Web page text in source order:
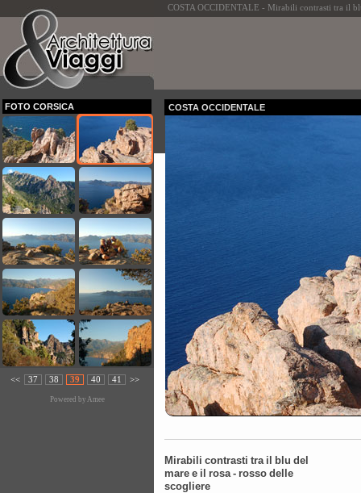
COSTA OCCIDENTALE - Mirabili contrasti tra il
FOTO CORSICA
<< 37 38 39 40 41 >>
Powered by Amee
COSTA OCCIDENTALE
Mirabili contrasti tra il blu del
mare e il rosa - rosso delle
scogliere